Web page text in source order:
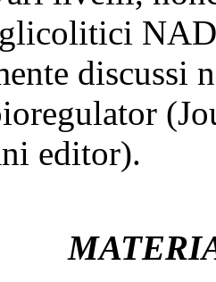
discussi
editor).